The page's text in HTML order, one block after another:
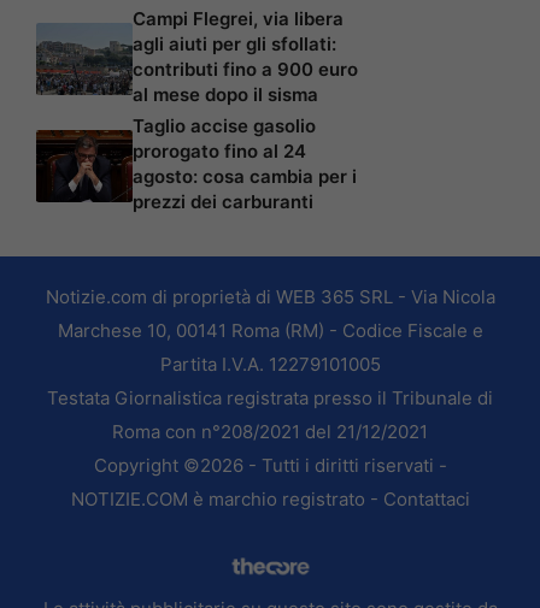
Campi Flegrei, via libera
agli aiuti per gli sfollati:
contributi fino a 900 euro
al mese dopo il sisma
Taglio accise gasolio
prorogato fino al 24
agosto: cosa cambia per i
prezzi dei carburanti
Notizie.com di proprietà di WEB 365 SRL - Via Nicola
Marchese 10, 00141 Roma (RM) - Codice Fiscale e
Partita I.V.A. 12279101005
Testata Giornalistica registrata presso il Tribunale di
Roma con n°208/2021 del 21/12/2021
Copyright ©2026 - Tutti i diritti riservati -
NOTIZIE.COM è marchio registrato - Contattaci